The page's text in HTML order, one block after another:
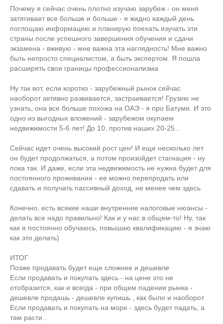
Почему я сейчас очень плотно изучаю зарубеж - он меня
затягивает все больше и больше - я жадно каждый день
поглощаю информацию и планирую поехать изучать эти
страны после успешного завершения обучения и сдачи
экзамена - вживую - мне важна эта наглядность! Мне важно
быть непросто специалистом, а быть экспертом. Я пошла
расширять свои границы профессионализма
Ну так вот, если коротко - зарубежный рынок сейчас
наоборот активно развивается, застраивается! Грузию не
узнать, она все больше похожа на ОАЭ - я про Батуми. И это
одно из выгодных вложений - зарубежом окупаем
недвижимости 5-6 лет! До 10, против наших 20-25…
Сейчас идет очень высокий рост цен! И еще несколько лет
он будет продолжаться, а потом произойдет стагнация - ну
пока так. И даже, если эта недвижимость не нужна будет для
постоянного проживания - ее можно перепродать или
сдавать и получать пассивный доход, не менее чем здесь
Конечно, есть всякие наши внутренние налоговые нюансы -
делать все надо правильно! Как и у нас в общем-то! Ну, так
как я постоянно обучаюсь, повышаю квалификацию - я знаю
как это делать)
ИТОГ
Позже продавать будет еще сложнее и дешевле
Если продавать и покупать здесь - на цене это не
отобразится, как и всегда - при общем падении рынка -
дешевле продашь - дешевле купишь , как было и наоборот
Если продавать и покупать на море - здесь будет падать, а
там расти…